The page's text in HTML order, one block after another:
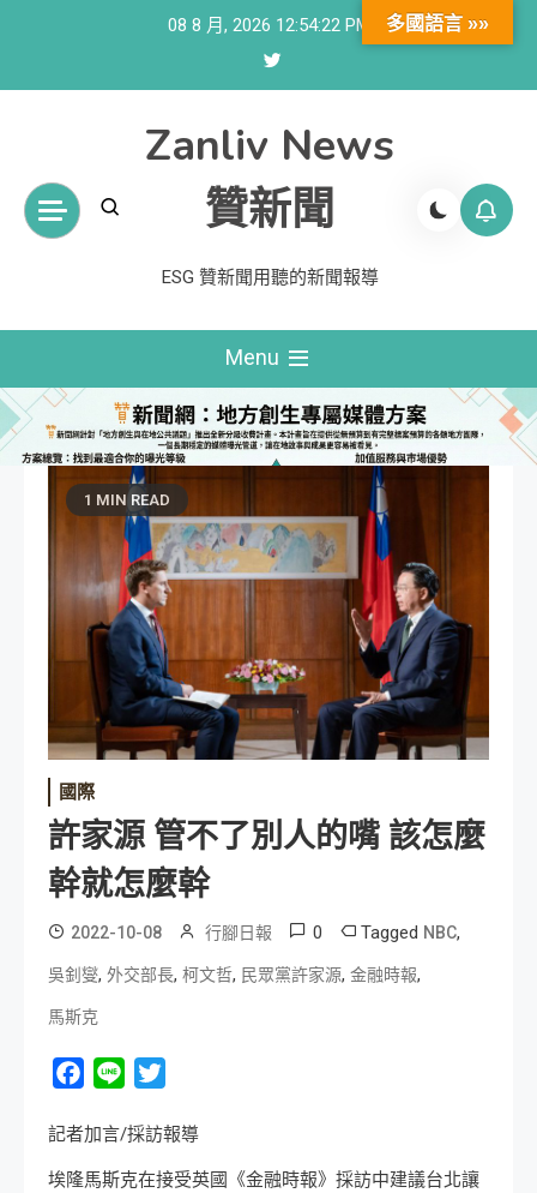
08 8 月, 2026 12:54:23 PM
Zanliv News
贊新聞
ESG 贊新聞用聽的新聞報導
Menu
1 MIN READ
國際
許家源 管不了別人的嘴 該怎麼
幹就怎麼幹
2022-10-08 行腳日報 0 Tagged NBC,
吳釗燮, 外交部長, 柯文哲, 民眾黨許家源, 金融時報,
馬斯克
Facebook
Line
記者加言/採訪報導
埃隆馬斯克在接受英國《金融時報》採訪中建議台北讓
多國語言 »»